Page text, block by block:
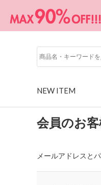
NEW ITEM
会員のお
メールアドレスと